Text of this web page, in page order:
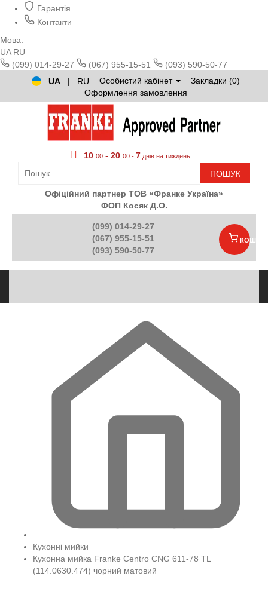
Гарантія
Контакти
Мова:
UA RU
(099) 014-29-27
(067) 955-15-51
(093) 590-50-77
UA
| RU Особистий кабінет
Закладки (0)
Оформлення замовлення
10 00 - 20 00 - 7 днів на тиждень
ПОШУК
Офіційний партнер ТОВ «Франке Україна»
ФОП Косяк Д.О.
(099) 014-29-27
(067) 955-15-51
(093) 590-50-77
КОШИК
Кухонні мийки
Кухонна мийка Franke Centro CNG 611-78 TL
(114.0630.474) чорний матовий